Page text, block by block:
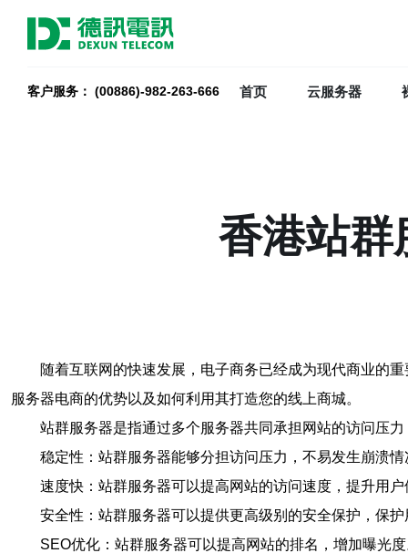
客户服务： (00886)-982-263-666 首页 云服务器
香港站群
随着互联网的快速发展，电子商务已经成为现代商业的
服务器电商的优势以及如何利用其打造您的线上商城。
站群服务器是指通过多个服务器共同承担网站的访问压
稳定性：站群服务器能够分担访问压力，不易发生崩溃情
速度快：站群服务器可以提高网站的访问速度，提升用户
安全性：站群服务器可以提供更高级别的安全保护，保
SEO优化：站群服务器可以提高网站的排名，增加曝光